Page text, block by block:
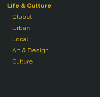
Life & Culture
Global
Urban
Local
Art & Design
Culture